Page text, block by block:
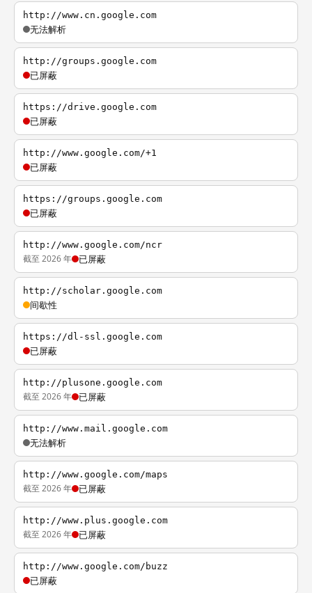
http://www.cn.google.com
无法解析
http://groups.google.com
已屏蔽
https://drive.google.com
已屏蔽
http://www.google.com/+1
已屏蔽
https://groups.google.com
已屏蔽
http://www.google.com/ncr
截至 2026 年 已屏蔽
http://scholar.google.com
间歇性
https://dl-ssl.google.com
已屏蔽
http://plusone.google.com
截至 2026 年 已屏蔽
http://www.mail.google.com
无法解析
http://www.google.com/maps
截至 2026 年 已屏蔽
http://www.plus.google.com
截至 2026 年 已屏蔽
http://www.google.com/buzz
已屏蔽